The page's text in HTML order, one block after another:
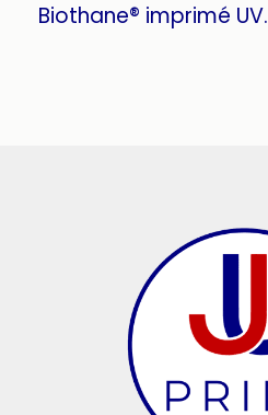
Biothane® imprimé UV.